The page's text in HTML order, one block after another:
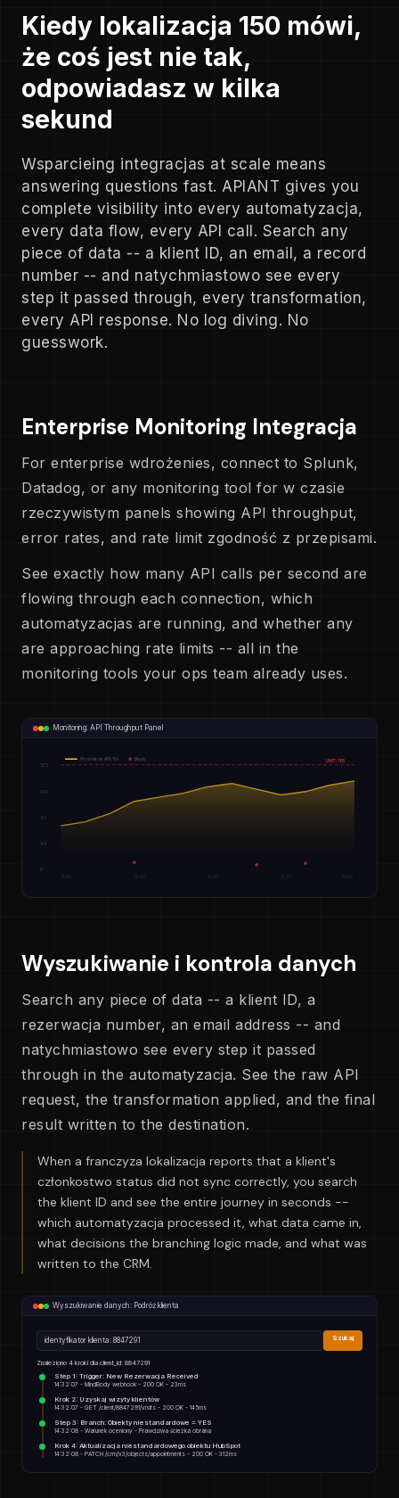
Kiedy lokalizacja 150 mówi,
że coś jest nie tak,
odpowiadasz w kilka
sekund
Wsparcieing integracjas at scale means
answering questions fast. APIANT gives you
complete visibility into every automatyzacja,
every data flow, every API call. Search any
piece of data -- a klient ID, an email, a record
number -- and natychmiastowo see every
step it passed through, every transformation,
every API response. No log diving. No
guesswork.
Enterprise Monitoring Integracja
For enterprise wdrożenies, connect to Splunk,
Datadog, or any monitoring tool for w czasie
rzeczywistym panels showing API throughput,
error rates, and rate limit zgodność z przepisami.
See exactly how many API calls per second are
flowing through each connection, which
automatyzacjas are running, and whether any
are approaching rate limits -- all in the
monitoring tools your ops team already uses.
Monitoring: API Throughput Panel
185
140
93
LIMIT: 185
12:00 12:30
Wywołania API/10s Błędy
Wyszukiwanie i kontrola danych
Search any piece of data -- a klient ID, a
rezerwacja number, an email address -- and
natychmiastowo see every step it passed
through in the automatyzacja. See the raw API
request, the transformation applied, and the final
result written to the destination.
When a franczyza lokalizacja reports that a klient's
członkostwo status did not sync correctly, you search
the klient ID and see the entire journey in seconds --
which automatyzacja processed it, what data came in,
what decisions the branching logic made, and what was
written to the CRM.
Wyszukiwanie danych: Podróż klienta
identyfikator klienta: 8847291 Szukaj
Znaleziono 4 kroki dla client_id: 8847291
Step 1: Trigger: New Rezerwacja Received
14:32:07 - MindBody webhook - 200 OK - 23ms
Krok 2: Uzyskaj wizyty klientów
14:32:07 - GET /client/8847291/visits - 200 OK - 145ms
Step 3: Branch: Obiekty niestandardowe = YES
14:32:08 - Warunek oceniony - Prawdziwa ścieżka obrana
Krok 4: Aktualizacja niestandardowego obiektu HubSpot
14:32:08 - PATCH /crm/v3/objects/appointments - 200 OK - 312ms